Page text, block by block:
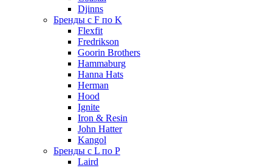
Djinns
Бренды с F по K
Flexfit
Fredrikson
Goorin Brothers
Hammaburg
Hanna Hats
Herman
Hood
Ignite
Iron & Resin
John Hatter
Kangol
Бренды с L по P
Laird